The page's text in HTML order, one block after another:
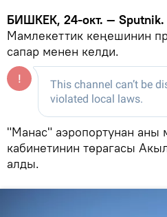
БИШКЕК, 24-окт. — Sputnik.
Мамлекеттик кеңешинин
сапар менен келди.
"Манас" аэропортунан аны
кабинетинин төрагасы
алды.